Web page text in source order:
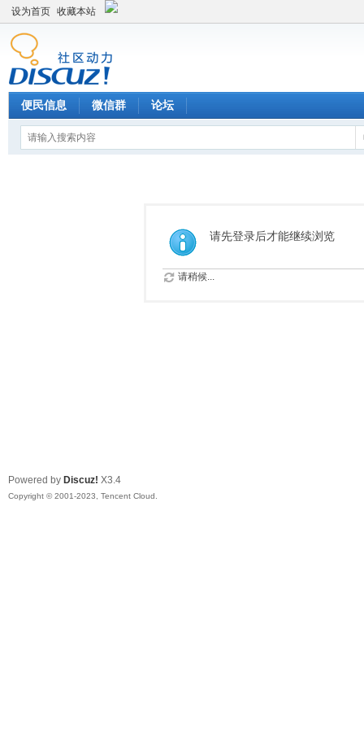
设为首页 收藏本站
便民信息 微信群 论坛
请先登录后才能继续浏览
请稍候...
Powered by Discuz! X3.4
Copyright © 2001-2023, Tencent Cloud.